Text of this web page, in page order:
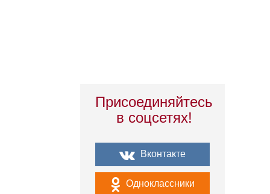
Присоединяйтесь
в соцсетях!
Вконтакте
Одноклассники